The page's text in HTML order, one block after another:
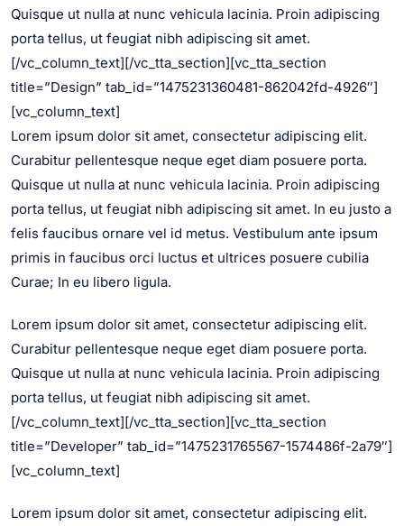
Quisque ut nulla at nunc vehicula lacinia. Proin adipiscing
porta tellus, ut feugiat nibh adipiscing sit amet.
[/vc_column_text][/vc_tta_section][vc_tta_section
title=”Design” tab_id=”1475231360481-862042fd-4926″]
[vc_column_text]
Lorem ipsum dolor sit amet, consectetur adipiscing elit.
Curabitur pellentesque neque eget diam posuere porta.
Quisque ut nulla at nunc vehicula lacinia. Proin adipiscing
porta tellus, ut feugiat nibh adipiscing sit amet. In eu justo a
felis faucibus ornare vel id metus. Vestibulum ante ipsum
primis in faucibus orci luctus et ultrices posuere cubilia
Curae; In eu libero ligula.
Lorem ipsum dolor sit amet, consectetur adipiscing elit.
Curabitur pellentesque neque eget diam posuere porta.
Quisque ut nulla at nunc vehicula lacinia. Proin adipiscing
porta tellus, ut feugiat nibh adipiscing sit amet.
[/vc_column_text][/vc_tta_section][vc_tta_section
title=”Developer” tab_id=”1475231765567-1574486f-2a79″]
[vc_column_text]
Lorem ipsum dolor sit amet, consectetur adipiscing elit.